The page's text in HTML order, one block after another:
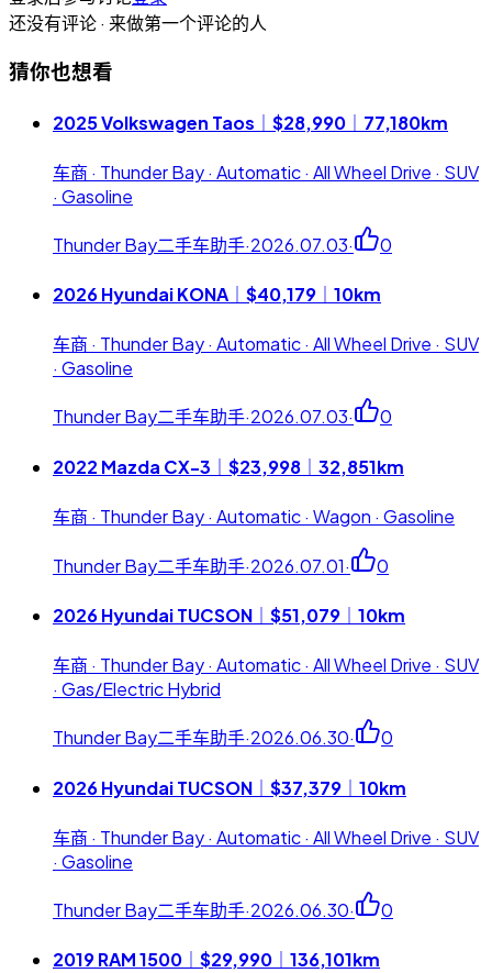
还没有评论 · 来做第一个评论的人
猜你也想看
2025 Volkswagen Taos｜$28,990｜77,180km
车商 · Thunder Bay · Automatic · All Wheel Drive · SUV
· Gasoline
Thunder Bay二手车助手·2026.07.03· 0
2026 Hyundai KONA｜$40,179｜10km
车商 · Thunder Bay · Automatic · All Wheel Drive · SUV
· Gasoline
Thunder Bay二手车助手·2026.07.03· 0
2022 Mazda CX-3｜$23,998｜32,851km
车商 · Thunder Bay · Automatic · Wagon · Gasoline
Thunder Bay二手车助手·2026.07.01· 0
2026 Hyundai TUCSON｜$51,079｜10km
车商 · Thunder Bay · Automatic · All Wheel Drive · SUV
· Gas/Electric Hybrid
Thunder Bay二手车助手·2026.06.30· 0
2026 Hyundai TUCSON｜$37,379｜10km
车商 · Thunder Bay · Automatic · All Wheel Drive · SUV
· Gasoline
Thunder Bay二手车助手·2026.06.30· 0
2019 RAM 1500｜$29,990｜136,101km